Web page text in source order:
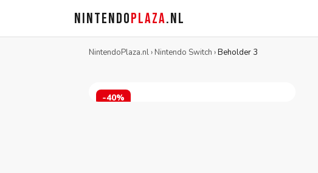
NINTENDOPLAZA.NL
NintendoPlaza.nl› Nintendo Switch ›Beholder 3
-40%